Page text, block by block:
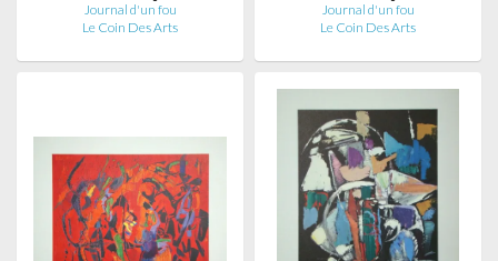
Journal d'un fou
Le Coin Des Arts
Journal d'un fou
Le Coin Des Arts